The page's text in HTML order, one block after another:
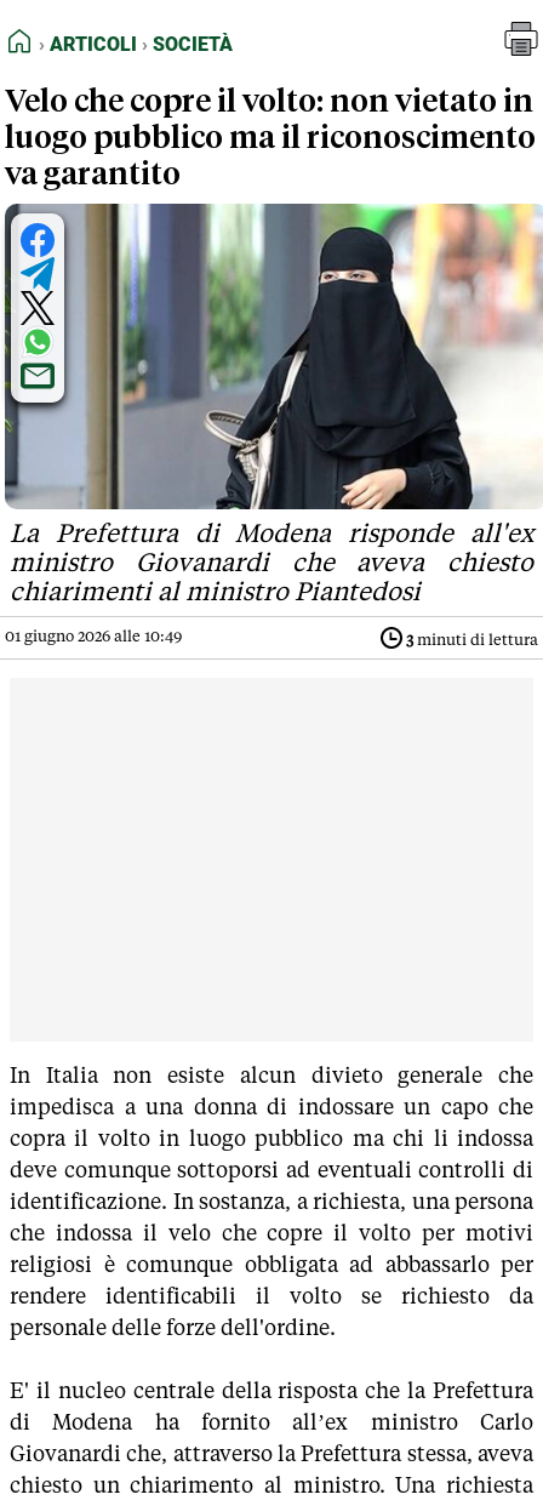
FEED RSS
NORMATIVE DEONTOLOGICHE
TERMINI e CONDIZIONI
HOME
ARTICOLI SOCIETÀ
Velo che copre il volto: non vietato in
luogo pubblico ma il riconoscimento
va garantito
La Prefettura di Modena risponde all'ex
ministro Giovanardi che aveva chiesto
chiarimenti al ministro Piantedosi
01 giugno 2026 alle 10:49 3minuti di lettura
In Italia non esiste alcun divieto generale che
impedisca a una donna di indossare un capo che
copra il volto in luogo pubblico ma chi li indossa
deve comunque sottoporsi ad eventuali controlli di
identificazione. In sostanza, a richiesta, una persona
che indossa il velo che copre il volto per motivi
religiosi è comunque obbligata ad abbassarlo per
rendere identificabili il volto se richiesto da
personale delle forze dell'ordine.
E' il nucleo centrale della risposta che la Prefettura
di Modena ha fornito all’ex ministro Carlo
Giovanardi che, attraverso la Prefettura stessa, aveva
chiesto un chiarimento al ministro. Una richiesta